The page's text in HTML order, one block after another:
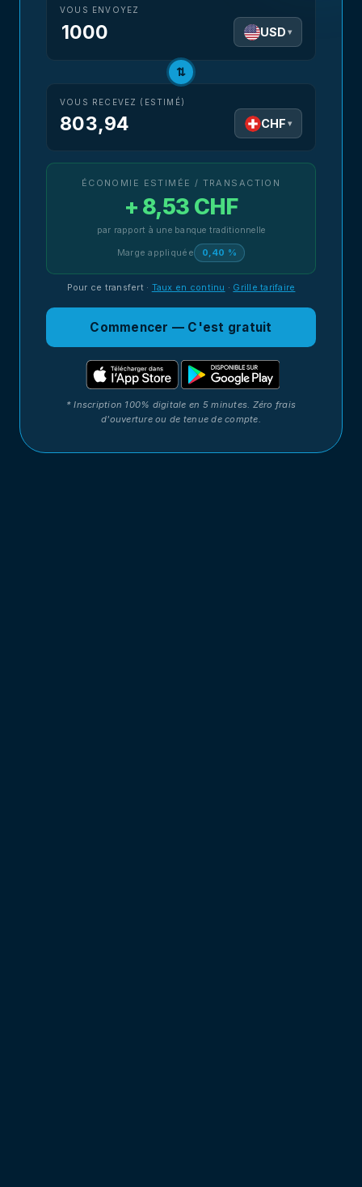
VOUS ENVOYEZ
USD ▾
⇅
VOUS RECEVEZ (ESTIMÉ)
803,94 CHF ▾
ÉCONOMIE ESTIMÉE / TRANSACTION
+ 8,53 CHF
par rapport à une banque traditionnelle
Marge appliquée 0,40 %
Pour ce transfert· Taux en continu · Grille tarifaire
Commencer — C'est gratuit
* Inscription 100% digitale en 5 minutes. Zéro frais
d'ouverture ou de tenue de compte.